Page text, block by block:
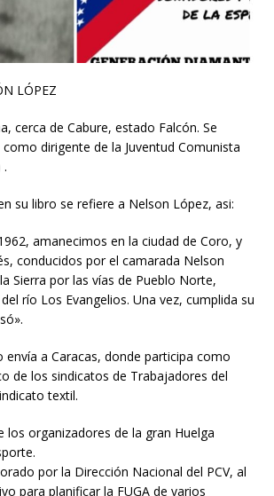
LÓPEZ
cerca de Cabure, estado Falcón. Se
dirigente de la Juventud Comunista
.
su libro se refiere a Nelson López, asi:
amanecimos en la ciudad de Coro, y
conducidos por el camarada Nelson
Sierra por las vías de Pueblo Norte,
río Los Evangelios. Una vez, cumplida su
envía a Caracas, donde participa como
de los sindicatos de Trabajadores del
textil.
los organizadores de la gran Huelga
por la Dirección Nacional del PCV, al
para planificar la FUGA de varios